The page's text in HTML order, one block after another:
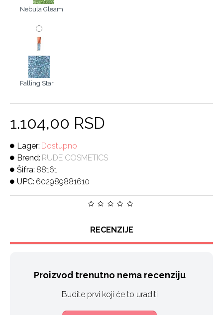
Lager: Dostupno
Brend: RUDE COSMETICS
Šifra: 88161
UPC: 602989881610
1.104,00 RSD
Nebula Gleam
Falling Star
RECENZIJE
Proizvod trenutno nema recenziju
Budite prvi koji će to uraditi